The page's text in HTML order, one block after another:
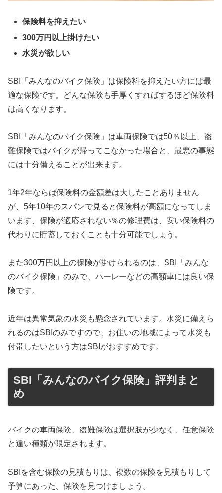
保険料を抑えたい
300万円以上掛けたい
水災が欲しい
SBI「みんなのバイク保険」は保険料を抑えたい方には最
適な保険です。どんな保険も手厚くすればするほど保険料
は高くなります。
SBI「みんなのバイク保険」は車両保険では50％以上、盗
難保険ではバイクが帰ってこなかった場合と、最悪の事態
には十分備えることが出来ます。
1年2年ならば保険料の金額差は大したことありません
が、5年10年のスパンで見ると保険料が高額になってしま
います、保険が適応されない％の修理費は、安い保険料の
代わりに貯蓄しておくことも十分可能でしょう。
また300万円以上の保険が掛けられるのは、SBI「みんな
のバイク保険」のみで、ハーレーなどの高額車には良い保
険です。
近年は異常気象の水災も懸念されています。水災に備えら
れるのはSBIのみですので、お住いの地域によって水災も
付帯したいという方はSBIがおすすめです。
SBI「みんなのバイク保険」評判まと
め
バイクの車両保険、盗難保険は選択肢が少なく、任意保険
と違い種類が限定されます。
SBIを含む保険の見積もりは、複数の保険を見積もりして
予算にあった、保険を見つけましょう。